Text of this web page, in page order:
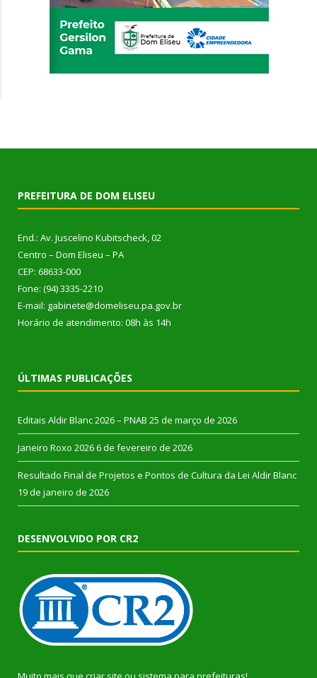
PREFEITURA DE DOM ELISEU
End.: Av. Juscelino Kubitscheck, 02
Centro – Dom Eliseu – PA
CEP: 68633-000
Fone: (94) 3335-2210
E-mail: gabinete@domeliseu.pa.gov.br
Horário de atendimento: 08h às 14h
ÚLTIMAS PUBLICAÇÕES
Editais Aldir Blanc 2026 – PNAB 25 de março de 2026
Janeiro Roxo 2026 6 de fevereiro de 2026
Resultado Final de Projetos e Pontos de Cultura da Lei Aldir Blanc
19 de janeiro de 2026
DESENVOLVIDO POR CR2